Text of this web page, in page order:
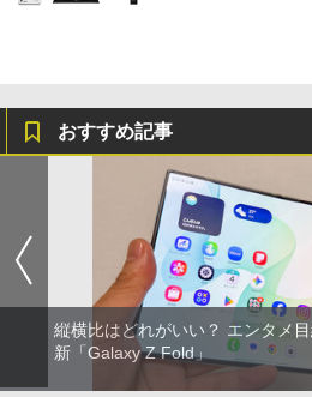
おすすめ記事
縦横比はどれがいい？ エンタメ
新「Galaxy Z Fold」